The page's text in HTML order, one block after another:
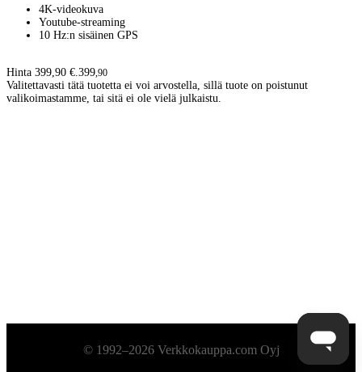
4K-videokuva
Youtube-streaming
10 Hz:n sisäinen GPS
Hinta 399,90 €. 399,90
Valitettavasti tätä tuotetta ei voi arvostella, sillä tuote on poistunut
valikoimastamme, tai sitä ei ole vielä julkaistu.
Alatunniste© 1992–2026 Verkkokauppa.com Oyj